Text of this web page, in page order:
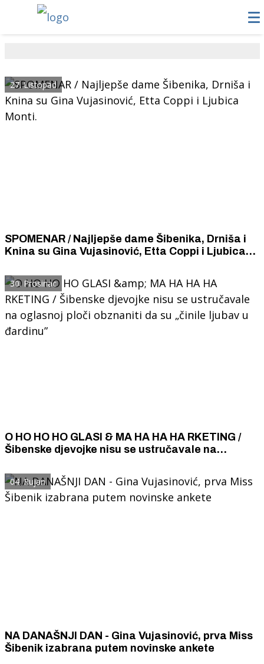
27. Listopad
SPOMENAR / Najljepše dame Šibenika, Drniša i
Knina su Gina Vujasinović, Etta Coppi i Ljubica
30. Prosinac
O HO HO HO GLASI & MA HA HA HA RKETING /
Šibenske djevojke nisu se ustručavale na
đardinu”
04. Rujan
NA DANAŠNJI DAN - Gina Vujasinović, prva Miss
Šibenik izabrana putem novinske ankete